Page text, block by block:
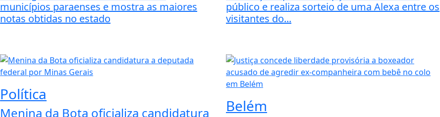
municípios paraenses e mostra as maiores
notas obtidas no estado
público e realiza sorteio de uma Alexa entre os
visitantes do...
Política
Menina da Bota oficializa candidatura Belém